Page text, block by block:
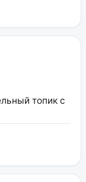
топик с